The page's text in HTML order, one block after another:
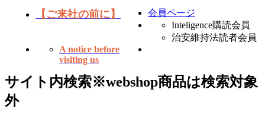
【ご来社の前に】
会員ページ
Inteligence購読会員
治安維持法読者会員
A notice before
visiting us
サイト内検索※webshop商品は検索対象
外